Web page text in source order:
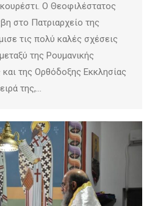
Ο Θεοφιλέστατος
στο Πατριαρχείο της
τις πολύ καλές σχέσεις
της Ρουμανικής
της Ορθόδοξης Εκκλησίας
της,…